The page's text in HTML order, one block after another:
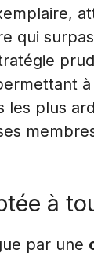
qui
les plus
à
par une